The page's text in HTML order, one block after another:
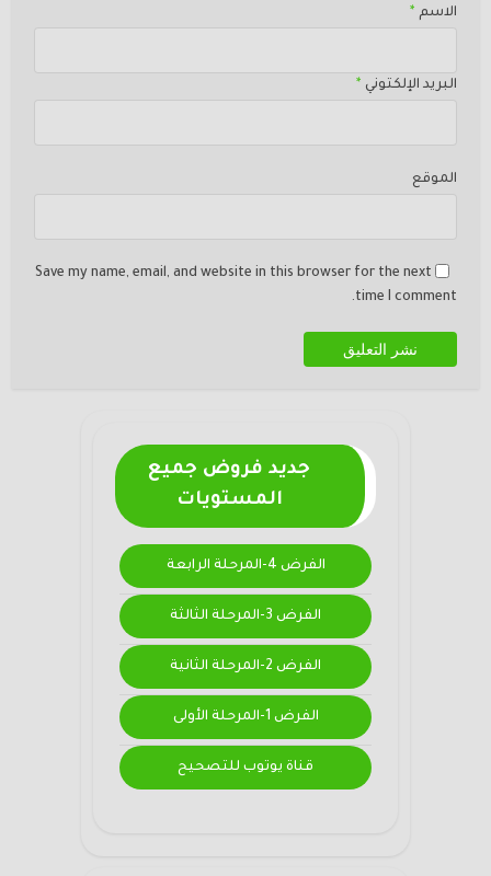
الاسم *
البريد الإلكتوني *
الموقع
Save my name, email, and website in this browser for the next
time I comment.
جديد فروض جميع
المستويات
الفرض 4-المرحلة الرابعة
الفرض 3-المرحلة الثالثة
الفرض 2-المرحلة الثانية
الفرض 1-المرحلة الأولى
قناة يوتوب للتصحيح